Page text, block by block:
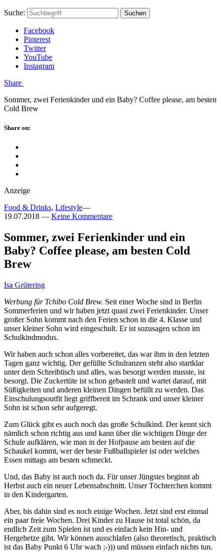
Skip
content
Hauptstadtmutti
Schließen
Search
Schließen
Suche: Suchen
Facebook
Pinterest
Twitter
YouTube
Instagram
Menü
Share
Sommer, zwei Ferienkinder und ein Baby? Coffee please, am besten
Cold Brew
Schließen
Share on:
Anzeige
Food & Drinks, Lifestyle—
19.07.2018 — Keine Kommentare
Sommer, zwei Ferienkinder und ein
Baby? Coffee please, am besten Cold
Brew
Isa Grütering
Werbung für Tchibo Cold Brew. Seit einer Woche sind in Berlin
Sommerferien und wir haben jetzt quasi zwei Ferienkinder. Unser
großer Sohn kommt nach den Ferien schon in die 4. Klasse und
unser kleiner Sohn wird eingeschult. Er ist sozusagen schon im
Schulkindmodus.
Wir haben auch schon alles vorbereitet, das war ihm in den letzten
Tagen ganz wichtig. Der gefüllte Schulranzen steht also startklar
unter dem Schreibtisch und alles, was besorgt werden musste, ist
besorgt. Die Zuckertüte ist schon gebastelt und wartet darauf, mit
Süßigkeiten und anderen kleinen Dingen befüllt zu werden. Das
Einschulungsoutfit liegt griffbereit im Schrank und unser kleiner
Sohn ist schon sehr aufgeregt.
Zum Glück gibt es auch noch das große Schulkind. Der kennt sich
nämlich schon richtig aus und kann über die wichtigen Dinge der
Schule aufklären, wie man in der Hofpause am besten auf die
Schaukel kommt, wer der beste Fußballspieler ist oder welches
Essen mittags am besten schmeckt.
Und, das Baby ist auch noch da. Für unser Jüngstes beginnt ab
Herbst auch ein neuer Lebensabschnitt. Unser Töchterchen kommt
in den Kindergarten.
Aber, bis dahin sind es noch einige Wochen. Jetzt sind erst einmal
ein paar freie Wochen. Drei Kinder zu Hause ist total schön, da
endlich Zeit zum Spielen ist und es einfach kein Hin- und
Hergehetze gibt. Wir können ausschlafen (also theoretisch, praktisch
ist das Baby Punkt 6 Uhr wach ;-))) und müssen einfach nichts tun.